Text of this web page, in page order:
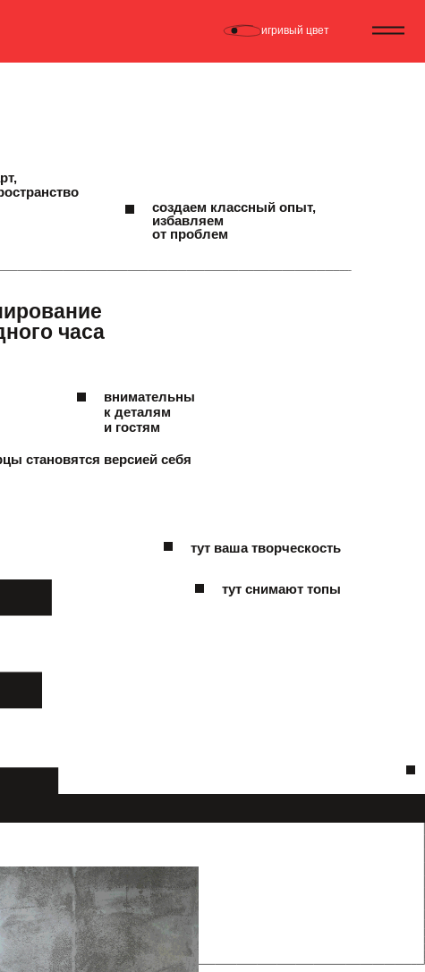
становятся версией себя
тут ваша творческость
тут снимают топы
внимательны
к деталям
и гостям
создаем классный опыт,
избавляем
от проблем
часа
игривый цвет